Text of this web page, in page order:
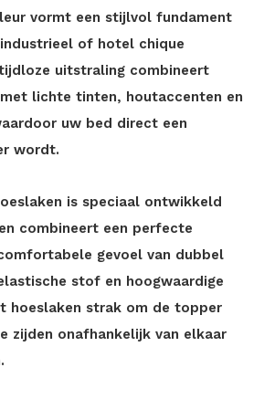
vormt een stijlvol fundament
of hotel chique
uitstraling combineert
lichte tinten, houtaccenten en
uw bed direct een
wordt.
is speciaal ontwikkeld
combineert een perfecte
gevoel van dubbel
stof en hoogwaardige
hoeslaken strak om de topper
zijden onafhankelijk van elkaar